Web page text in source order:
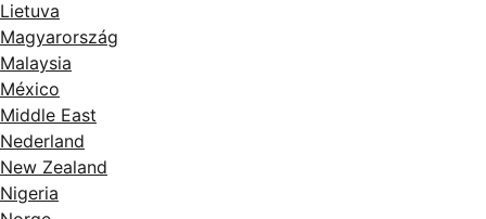
Lietuva
Magyarország
Malaysia
México
Middle East
Nederland
New Zealand
Nigeria